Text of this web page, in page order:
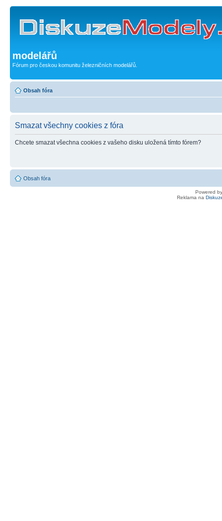
modelářů
Fórum pro českou komunitu železničních modelářů.
Obsah fóra
Smazat všechny cookies z fóra
Chcete smazat všechna cookies z vašeho disku uložená tímto fórem?
Obsah fóra
Powered
Reklama na